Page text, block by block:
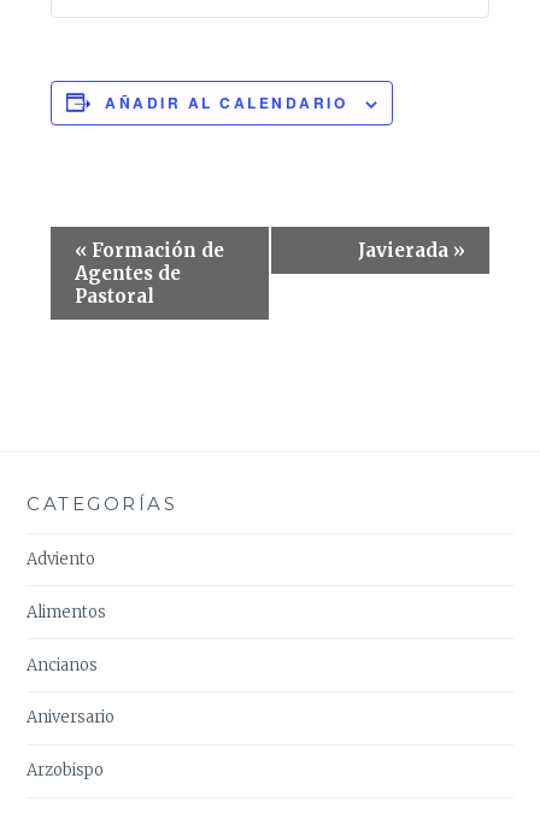
AÑADIR AL CALENDARIO
Navegación
del
Evento
« Formación de
Agentes de
Pastoral
Javierada »
CATEGORÍAS
Adviento
Alimentos
Ancianos
Aniversario
Arzobispo